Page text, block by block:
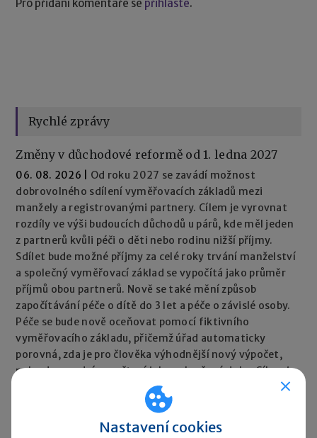
Pro přidání komentáře se přihlaste.
Rychlé zprávy
Změny v důchodové reformě od 1. ledna 2027
06. 08. 2026
Od roku 2027 se zavádí možnost
dobrovolného sdílení vyměřovacích základů mezi
manžely a registrovanými partnery. Cílem je vyrovnat
rozdíly ve výši budoucích důchodů u párů, kde měl jeden
z partnerů kvůli péči o děti nebo rodinu nižší příjmy.
Sdílet bude možné příjmy za celé roky trvání manželství
a společný vyměřovací základ se vypočítá jako průměr
příjmů obou partnerů. Nově se také mění způsob
započítávání péče o dítě do 3 let a péče o závislé osoby.
Péče se bude nově oceňovat pomocí fiktivního
vyměřovacího základu, přičemž úřad automaticky
porovná, zda je pro člověka výhodnější nový výpočet,
nebo dosavadní započtení jako vyloučené doby. Cílem je,
aby péče neměla negativní dopad na výši důchodu.
Nastavení cookies